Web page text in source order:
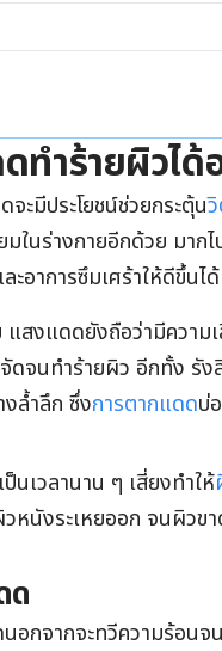
ทำร้ายผิวได้
ะมีประโยชน์ช่วยกระตุ้น
ในร่างกายอีกด้วย มาก
ะอาการซึมเศร้าให้ดีขึ้นได้
แสงแดดยังถือว่ามีความ
ดจนทำร้ายผิว อีกทั้ง รั
ล้ำลึก ซึ่งการตากแดดบ่
เป็นเวลานาน ๆ เสี่ยงทำให้
หนังระเหยออก จนผิวข
ด
อกจากจะทวีความร้อน